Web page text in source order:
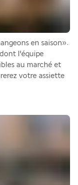
en saison».
l'équipe
au marché et
votre assiette